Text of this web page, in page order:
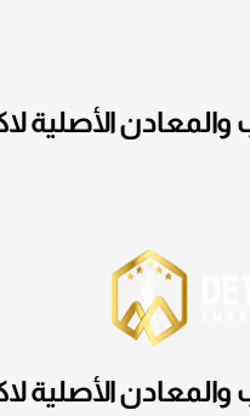
الأصلية
الأصلية